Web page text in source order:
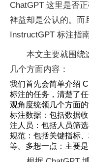
ChatGPT 这里是否
裨益却是公认的。而
InstructGPT 标注指
本文主要就围绕
几个方面内容：
我们首先会简单介绍
标注的任务，清楚了
观角度统领几个方面
标注数据：包括数据
注人员：包括人员筛
规范：包括关键指标
等。多想一点：主要